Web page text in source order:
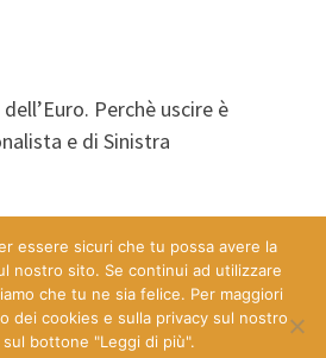
dell’Euro. Perchè uscire è
e di Sinistra
essere sicuri che tu possa avere la
nostro sito. Se continui ad utilizzare
che tu ne sia felice. Per maggiori
dei cookies e sulla privacy sul nostro
bottone "Leggi di più".